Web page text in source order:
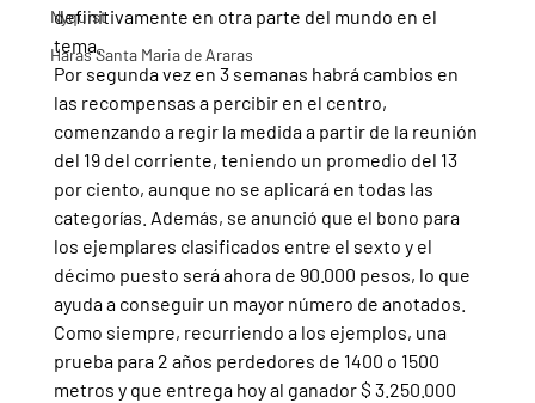
Nyquist
Haras Santa Maria de Araras
definitivamente en otra parte del mundo en el
tema.
Por segunda vez en 3 semanas habrá cambios en
las recompensas a percibir en el centro,
comenzando a regir la medida a partir de la reunión
del 19 del corriente, teniendo un promedio del 13
por ciento, aunque no se aplicará en todas las
categorías. Además, se anunció que el bono para
los ejemplares clasificados entre el sexto y el
décimo puesto será ahora de 90.000 pesos, lo que
ayuda a conseguir un mayor número de anotados.
Como siempre, recurriendo a los ejemplos, una
prueba para 2 años perdedores de 1400 o 1500
metros y que entrega hoy al ganador $ 3.250.000